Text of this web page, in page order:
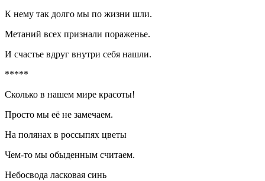
К нему так долго мы по жизни шли.
Метаний всех признали пораженье.
И счастье вдруг внутри себя нашли.
*****
Сколько в нашем мире красоты!
Просто мы её не замечаем.
На полянах в россыпях цветы
Чем-то мы обыденным считаем.
Небосвода ласковая синь